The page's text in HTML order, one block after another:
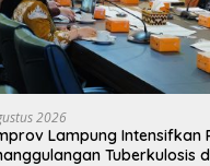
2026
Lampung Intensifkan
Tuberkulosis